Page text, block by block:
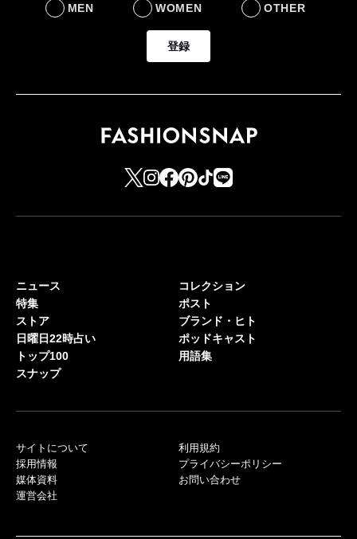
MEN WOMEN OTHER
登録
ニュース
特集
ストア
日曜日22時占い
トップ100
スナップ
コレクション
ポスト
ブランド・ヒト
ポッドキャスト
用語集
サイトについて
採用情報
媒体資料
運営会社
利用規約
プライバシーポリシー
お問い合わせ